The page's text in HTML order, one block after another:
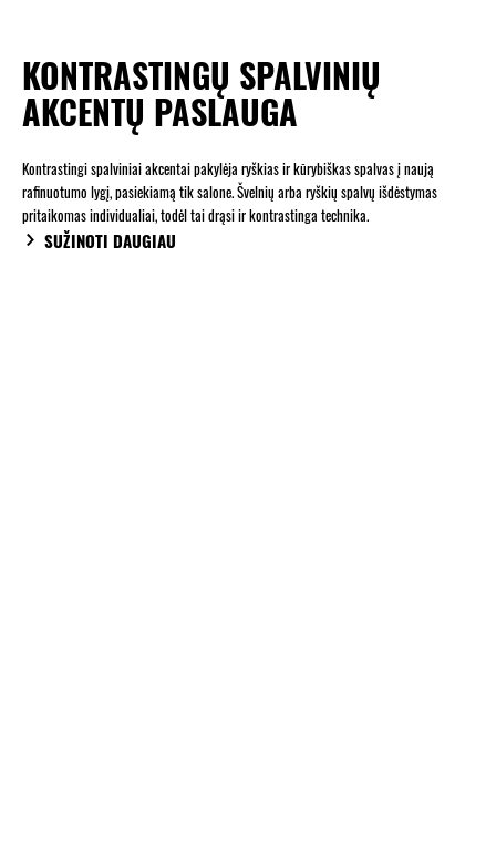
KONTRASTINGŲ SPALVINIŲ
AKCENTŲ PASLAUGA
Kontrastingi spalviniai akcentai pakylėja ryškias ir kūrybiškas spalvas į naują
rafinuotumo lygį, pasiekiamą tik salone. Švelnių arba ryškių spalvų išdėstymas
pritaikomas individualiai, todėl tai drąsi ir kontrastinga technika.
SUŽINOTI DAUGIAU